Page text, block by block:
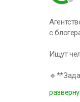
с
Ищут
–